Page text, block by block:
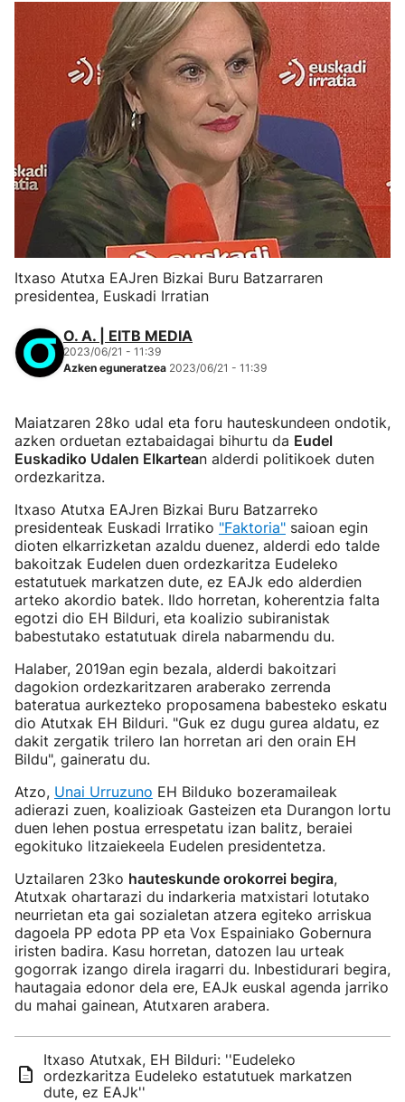
Itxaso Atutxa EAJren Bizkai Buru Batzarraren
presidentea, Euskadi Irratian
O. A. | EITB MEDIA
2023/06/21 - 11:39
Azken eguneratzea 2023/06/21 - 11:39
Maiatzaren 28ko udal eta foru hauteskundeen ondotik,
azken orduetan eztabaidagai bihurtu da Eudel
Euskadiko Udalen Elkartean alderdi politikoek duten
ordezkaritza.
Itxaso Atutxa EAJren Bizkai Buru Batzarreko
presidenteak Euskadi Irratiko "Faktoria" saioan egin
dioten elkarrizketan azaldu duenez, alderdi edo talde
bakoitzak Eudelen duen ordezkaritza Eudeleko
estatutuek markatzen dute, ez EAJk edo alderdien
arteko akordio batek. Ildo horretan, koherentzia falta
egotzi dio EH Bilduri, eta koalizio subiranistak
babestutako estatutuak direla nabarmendu du.
Halaber, 2019an egin bezala, alderdi bakoitzari
dagokion ordezkaritzaren araberako zerrenda
bateratua aurkezteko proposamena babesteko eskatu
dio Atutxak EH Bilduri. "Guk ez dugu gurea aldatu, ez
dakit zergatik trilero lan horretan ari den orain EH
Bildu", gaineratu du.
Atzo, Unai Urruzuno EH Bilduko bozeramaileak
adierazi zuen, koalizioak Gasteizen eta Durangon lortu
duen lehen postua errespetatu izan balitz, beraiei
egokituko litzaiekeela Eudelen presidentetza.
Uztailaren 23ko hauteskunde orokorrei begira,
Atutxak ohartarazi du indarkeria matxistari lotutako
neurrietan eta gai sozialetan atzera egiteko arriskua
dagoela PP edota PP eta Vox Espainiako Gobernura
iristen badira. Kasu horretan, datozen lau urteak
gogorrak izango direla iragarri du. Inbestidurari begira,
hautagaia edonor dela ere, EAJk euskal agenda jarriko
du mahai gainean, Atutxaren arabera.
Itxaso Atutxak, EH Bilduri: ''Eudeleko
ordezkaritza Eudeleko estatutuek markatzen
dute, ez EAJk''